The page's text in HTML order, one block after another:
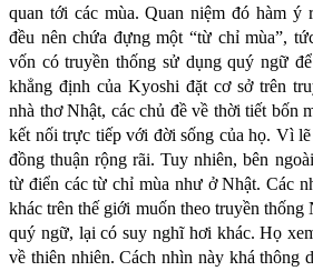
quan tới các mùa. Quan niệm đó hàm ý
đều nên chứa đựng một “từ chỉ mùa”,
vốn có truyền thống sử dụng quý ngữ
khẳng định của Kyoshi đặt cơ sở trên
nhà thơ Nhật, các chủ đề về thời tiết bốn
kết nối trực tiếp với đời sống của họ. Vì
đồng thuận rộng rãi. Tuy nhiên, bên
từ điển các từ chỉ mùa như ở Nhật. Các
khác trên thế giới muốn theo truyền thống
quý ngữ, lại có suy nghĩ hơi khác. Họ
về thiên nhiên. Cách nhìn này khá thông